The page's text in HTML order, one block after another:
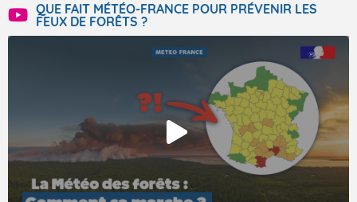
QUE FAIT MÉTÉO-FRANCE POUR PRÉVENIR LES
FEUX DE FORÊTS ?